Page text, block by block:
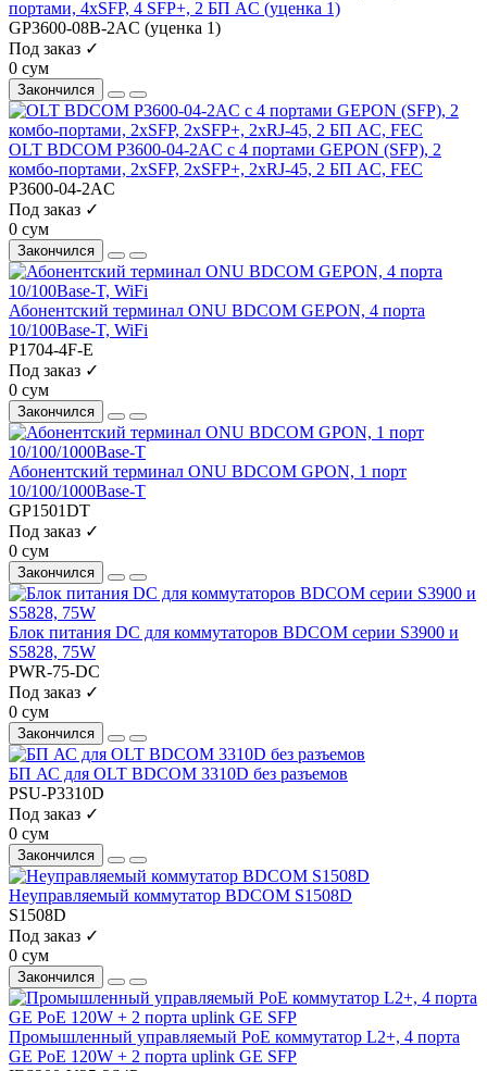
портами, 4хSFP, 4 SFP+, 2 БП АC (уценка 1)
GP3600-08B-2AC (уценка 1)
Под заказ ✓
0 сум
Закончился
OLT BDCOM P3600-04-2AC с 4 портами GEPON (SFP), 2
комбо-портами, 2хSFP, 2хSFP+, 2хRJ-45, 2 БП АC, FEC
P3600-04-2AC
Под заказ ✓
0 сум
Закончился
Абонентский терминал ONU BDCOM GEPON, 4 порта
10/100Base-T, WiFi
P1704-4F-E
Под заказ ✓
0 сум
Закончился
Абонентский терминал ONU BDCOM GPON, 1 порт
10/100/1000Base-T
GP1501DT
Под заказ ✓
0 сум
Закончился
Блок питания DC для коммутаторов BDCOM серии S3900 и
S5828, 75W
PWR-75-DC
Под заказ ✓
0 сум
Закончился
БП АС для OLT BDCOM 3310D без разъемов
PSU-P3310D
Под заказ ✓
0 сум
Закончился
Неуправляемый коммутатор BDCOM S1508D
S1508D
Под заказ ✓
0 сум
Закончился
Промышленный управляемый PoE коммутатор L2+, 4 порта
GE PoE 120W + 2 порта uplink GE SFP